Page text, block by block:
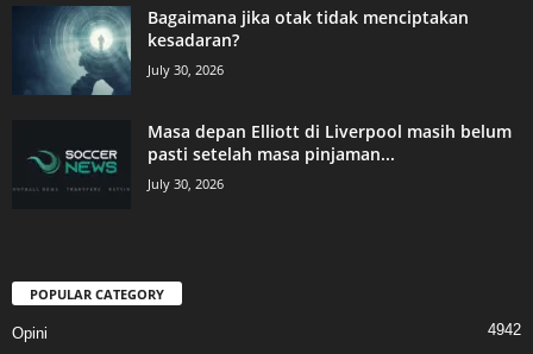
Bagaimana jika otak tidak menciptakan
kesadaran?
July 30, 2026
Masa depan Elliott di Liverpool masih belum
pasti setelah masa pinjaman...
July 30, 2026
POPULAR CATEGORY
Opini 4942